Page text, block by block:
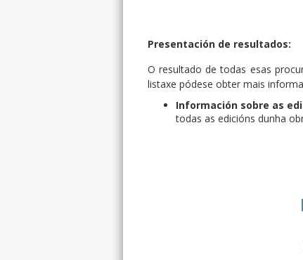
Presentación de resultados:
O resultado de todas esas
listaxe pódese obter mais
Información sobre as
todas as edicións dunha